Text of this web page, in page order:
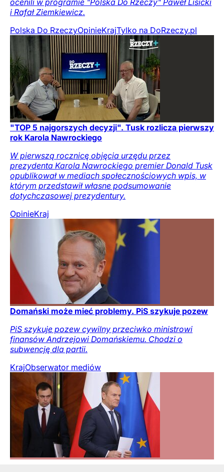
ocenili w programie "Polska Do Rzeczy" Paweł Lisicki
i Rafał Ziemkiewicz.
Polska Do RzeczyOpinieKrajTylko na DoRzeczy.pl
"TOP 5 najgorszych decyzji". Tusk rozlicza pierwszy
rok Karola Nawrockiego
W pierwszą rocznicę objęcia urzędu przez
prezydenta Karola Nawrockiego premier Donald Tusk
opublikował w mediach społecznościowych wpis, w
którym przedstawił własne podsumowanie
dotychczasowej prezydentury.
OpinieKraj
Domański może mieć problemy. PiS szykuje pozew
PiS szykuje pozew cywilny przeciwko ministrowi
finansów Andrzejowi Domańskiemu. Chodzi o
subwencję dla partii.
KrajObserwator mediów